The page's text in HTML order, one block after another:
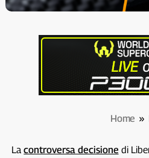
Home »
Lacontroversa decisione di